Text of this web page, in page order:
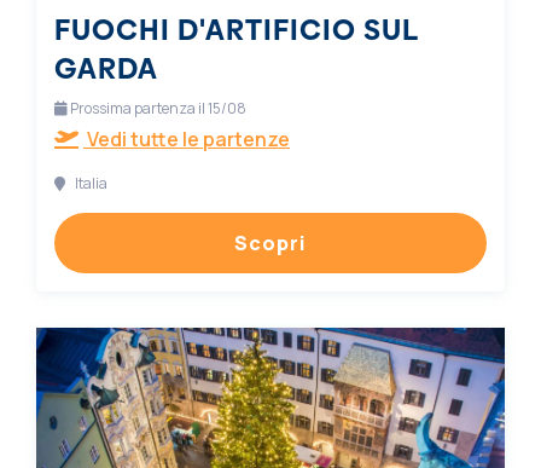
FUOCHI D'ARTIFICIO SUL
GARDA
Prossima partenza il 15/08
Vedi tutte le partenze
Italia
Scopri